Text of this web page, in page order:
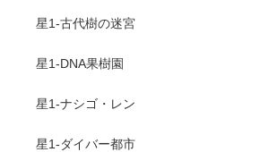
星1-古代樹の迷宮
星1-DNA果樹園
星1-ナシゴ・レン
星1-ダイバー都市